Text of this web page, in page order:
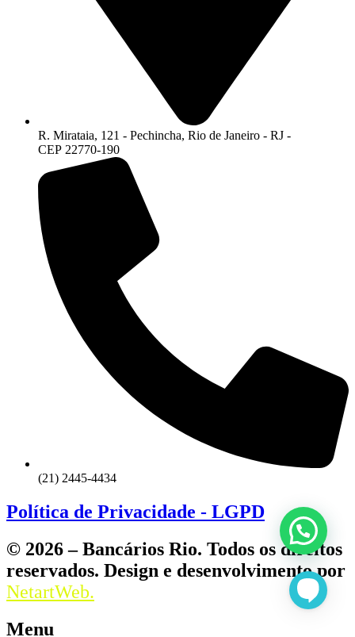
R. Mirataia, 121 - Pechincha, Rio de Janeiro - RJ -
CEP 22770-190
(21) 2445-4434
Política de Privacidade - LGPD
© 2026 – Bancários Rio. Todos os direitos
reservados. Design e desenvolvimento por
NetartWeb.
Menu